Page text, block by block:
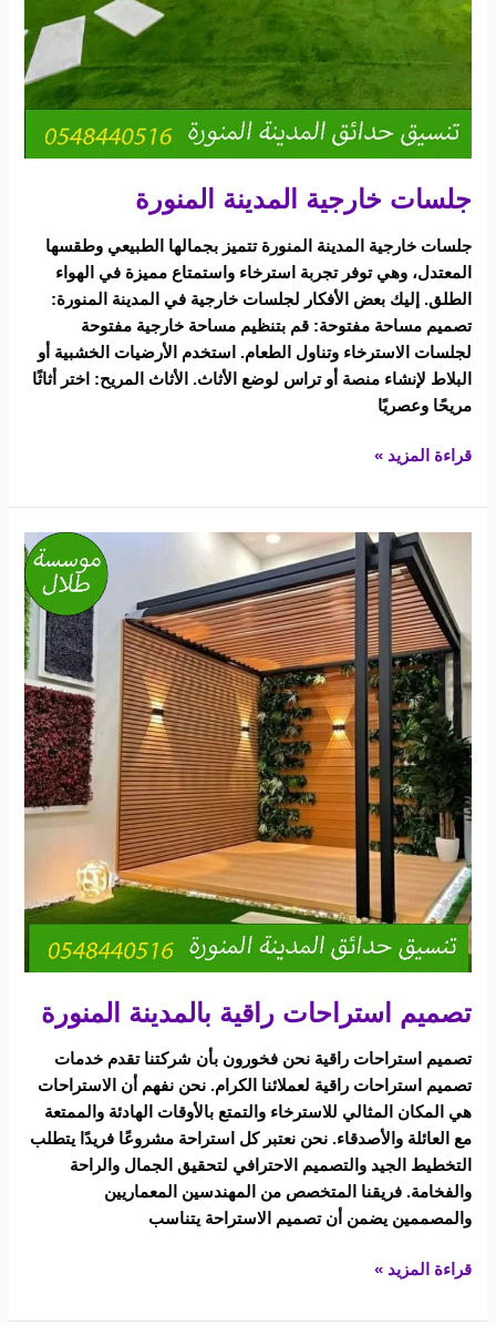
جلسات خارجية المدينة المنورة
جلسات خارجية المدينة المنورة تتميز بجمالها الطبيعي وطقسها
المعتدل، وهي توفر تجربة استرخاء واستمتاع مميزة في الهواء
الطلق. إليك بعض الأفكار لجلسات خارجية في المدينة المنورة:
تصميم مساحة مفتوحة: قم بتنظيم مساحة خارجية مفتوحة
لجلسات الاسترخاء وتناول الطعام. استخدم الأرضيات الخشبية أو
البلاط لإنشاء منصة أو تراس لوضع الأثاث. الأثاث المريح: اختر أثاثًا
مريحًا وعصريًا
قراءة المزيد »
تصميم استراحات راقية بالمدينة المنورة
تصميم استراحات راقية نحن فخورون بأن شركتنا تقدم خدمات
تصميم استراحات راقية لعملائنا الكرام. نحن نفهم أن الاستراحات
هي المكان المثالي للاسترخاء والتمتع بالأوقات الهادئة والممتعة
مع العائلة والأصدقاء. نحن نعتبر كل استراحة مشروعًا فريدًا يتطلب
التخطيط الجيد والتصميم الاحترافي لتحقيق الجمال والراحة
والفخامة. فريقنا المتخصص من المهندسين المعماريين
والمصممين يضمن أن تصميم الاستراحة يتناسب
استراحات
راقية
بالمدينة
المنورة
قراءة المزيد »